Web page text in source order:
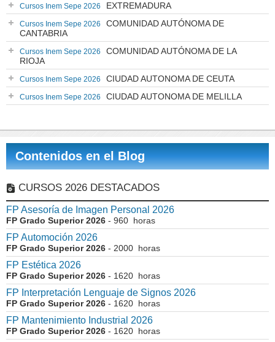
Cursos Inem Sepe 2026 EXTREMADURA
Cursos Inem Sepe 2026
COMUNIDAD AUTÓNOMA DE
CANTABRIA
Cursos Inem Sepe 2026
COMUNIDAD AUTÓNOMA DE LA
RIOJA
Cursos Inem Sepe 2026 CIUDAD AUTONOMA DE CEUTA
Cursos Inem Sepe 2026 CIUDAD AUTONOMA DE MELILLA
Contenidos en el Blog
CURSOS 2026 DESTACADOS
FP Asesoría de Imagen Personal 2026
FP Grado Superior 2026 - 960 horas
FP Automoción 2026
FP Grado Superior 2026 - 2000 horas
FP Estética 2026
FP Grado Superior 2026 - 1620 horas
FP Interpretación Lenguaje de Signos 2026
FP Grado Superior 2026 - 1620 horas
FP Mantenimiento Industrial 2026
FP Grado Superior 2026 - 1620 horas